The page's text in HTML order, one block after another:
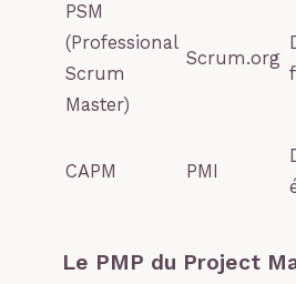
PSM
(Professional
Scrum
Master)
Scrum.org
CAPM PMI
Le PMP du Project